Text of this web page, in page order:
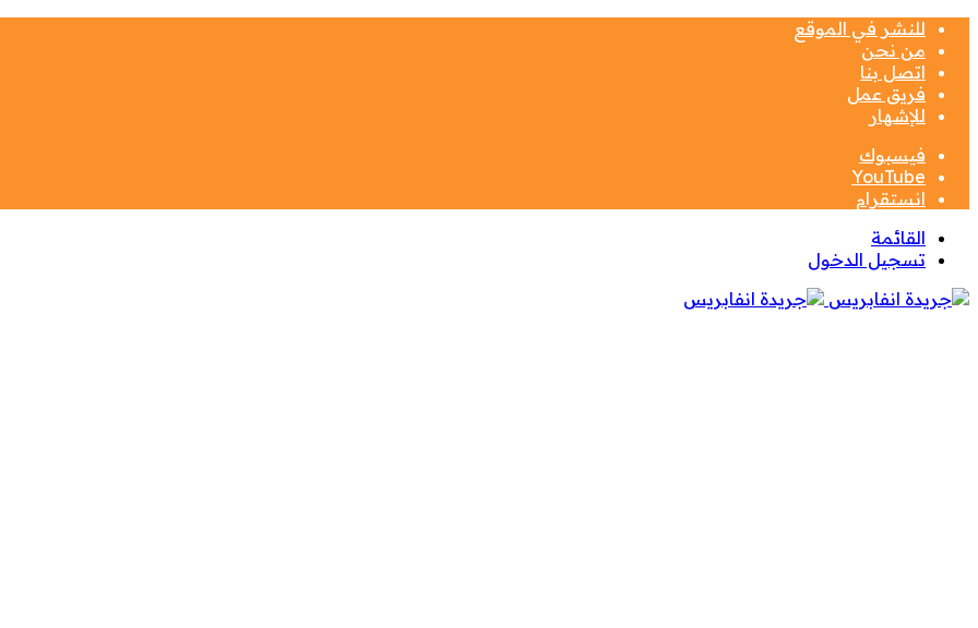
للنشر في الموقع
من نحن
اتصل بنا
فريق عمل
للإشهار
فيسبوك
‫YouTube
انستقرام
القائمة
تسجيل الدخول